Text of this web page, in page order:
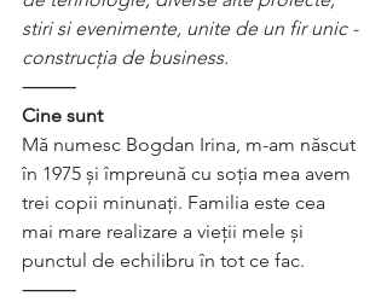
stiri si evenimente, unite de un fir unic -
construcția de business.
⸻
Cine sunt
Mă numesc Bogdan Irina, m-am născut
în 1975 și împreună cu soția mea avem
trei copii minunați. Familia este cea
mai mare realizare a vieții mele și
punctul de echilibru în tot ce fac.
⸻